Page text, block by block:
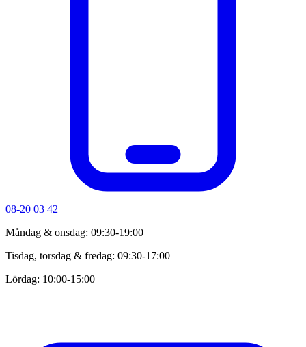
08-20 03 42
Måndag & onsdag: 09:30-19:00
Tisdag, torsdag & fredag: 09:30-17:00
Lördag: 10:00-15:00